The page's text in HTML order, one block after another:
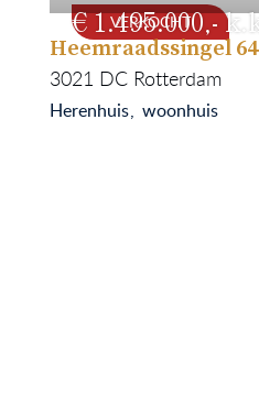
VERKOCHT
1.495.000
325
Heemraadssingel 64
3021 DC Rotterdam
Herenhuis woonhuis